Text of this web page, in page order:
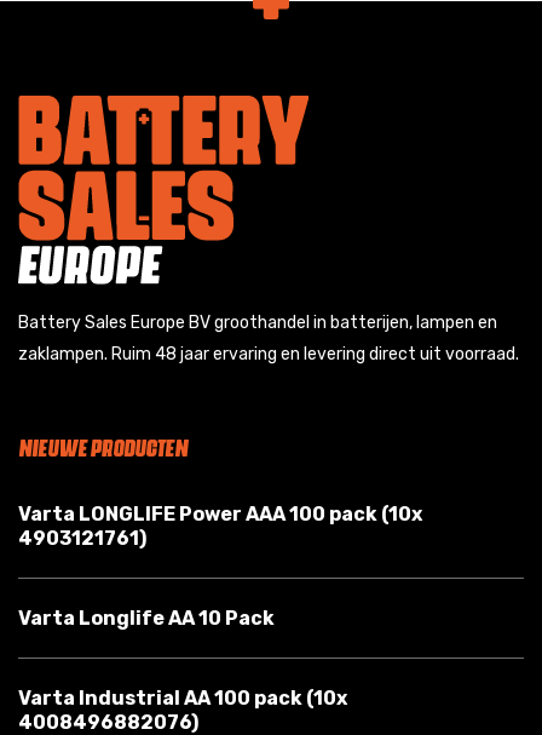
Battery Sales Europe BV groothandel in batterijen, lampen en
zaklampen. Ruim 48 jaar ervaring en levering direct uit voorraad.
NIEUWE PRODUCTEN
Varta LONGLIFE Power AAA 100 pack (10x
4903121761)
Varta Longlife AA 10 Pack
Varta Industrial AA 100 pack (10x
4008496882076)